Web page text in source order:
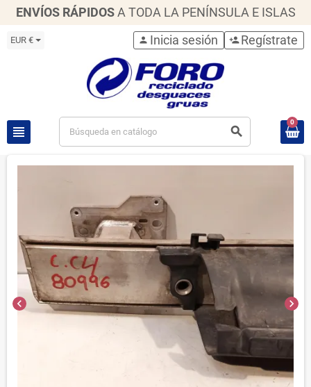
ENVÍOS RÁPIDOS A TODA LA PENÍNSULA E ISLAS
EUR €
view_headline search
person Inicia sesión person_add Regístrate
0
chevron_left chevron_right